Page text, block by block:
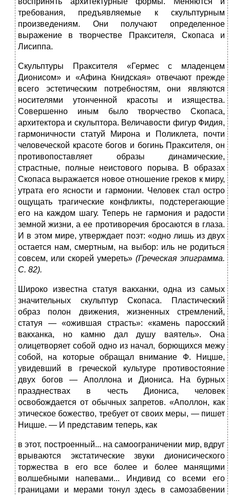
требования, предъявляемые к скульптурным
произведениям.
Они получают определенное
выражение в творчестве Праксителя, Скопаса и
Лисиппа.
Скульптуры Праксителя «Гермес с младенцем
Дионисом» и «Афина Книдская» отвечают прежде
всего эстетическим потребностям, они являются
носителями утонченной красоты и изящества.
Совершенно иным было творчество Скопаса,
архитектора и скульптора. Величавости фигур Фидия,
гармоничности статуй Мирона и Поликлета, почти
человеческой красоте богов и богинь Праксителя, он
противопоставляет образы динамические,
страстные, полные неистового порыва. В образах
Скопаса выражается новое отношение греков к миру,
утрата его ясности и гармонии. Человек стал остро
ощущать трагические конфликты, подстерегающие
его на каждом шагу. Теперь не гармония и радости
земной жизни, а ее противоречия бросаются в глаза.
И в этом мире, утверждает поэт: «одно лишь из двух
остается нам, смертным, на выбор: иль не родиться
совсем, или скорей умереть» (Греческая эпиграмма.
С. 82).
Широко известна статуя вакханки, одна из самых
значительных скульптур Скопаса. Пластический
образ полон движения, жизненных стремлений,
статуя — «ожившая страсть»: «камень паросский
вакханка, но камню дал душу ваятель». Она
олицетворяет собой одно из начал, борющихся межу
собой, на которые обращал внимание Ф. Ницше,
увидевший в греческой культуре противостояние
двух богов — Аполлона и Диониса. На бурных
празднествах в честь Диониса, человек
освобождается от обычных запретов. «Аполлон, как
этическое божество, требует от своих меры, — пишет
Ницше. — И представим теперь, как
в этот, построенный... на самоограничении мир, вдруг
врываются экстатические звуки дионисического
торжества в его все более и более манящими
волшебными напевами... Индивид со всеми его
границами и мерами тонул здесь в самозабвении